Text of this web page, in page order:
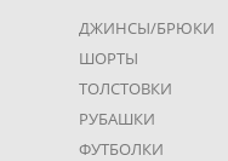
ДЖИНСЫ/БРЮКИ
ШОРТЫ
ТОЛСТОВКИ
РУБАШКИ
ФУТБОЛКИ